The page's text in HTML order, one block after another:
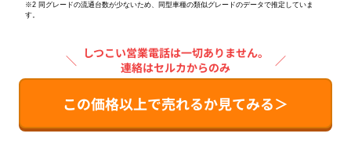
※2 同グレードの流通台数が少ないため、同型車種の類似グレードのデータで推定していま
す。
＼ しつこい営業電話は一切ありません。
連絡はセルカからのみ
／
この価格以上で売れるか見てみる＞